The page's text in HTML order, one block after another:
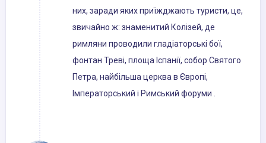
них, заради яких приїжджають туристи, це,
звичайно ж: знаменитий Колізей, де
римляни проводили гладіаторські бої,
фонтан Треві, площа Іспанії, собор Святого
Петра, найбільша церква в Європі,
Імператорський і Римський форуми .